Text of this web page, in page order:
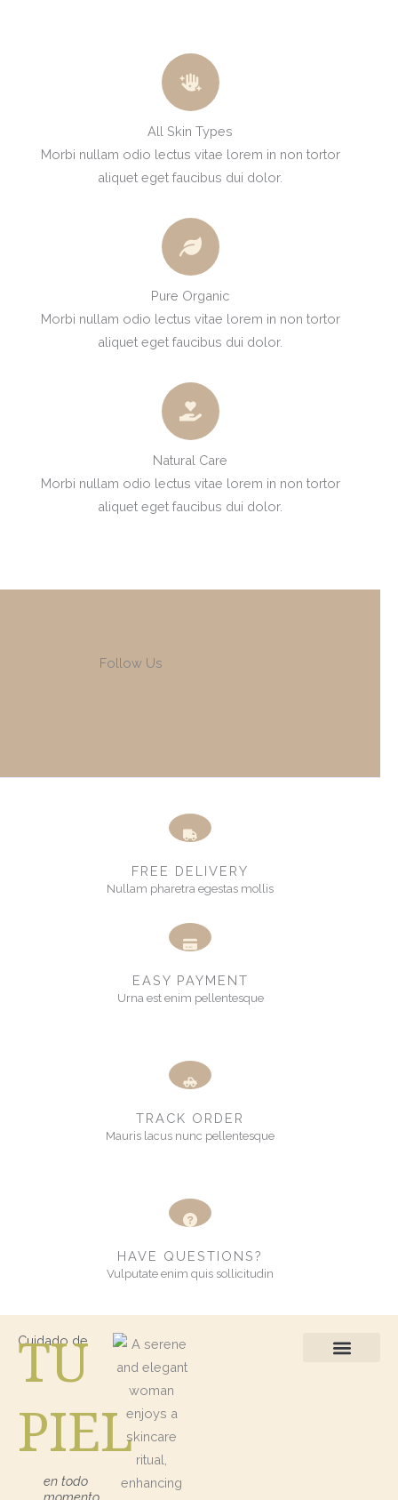
All Skin Types
Morbi nullam odio lectus vitae lorem in non tortor
aliquet eget faucibus dui dolor.
Pure Organic
Morbi nullam odio lectus vitae lorem in non tortor
aliquet eget faucibus dui dolor.
Natural Care
Morbi nullam odio lectus vitae lorem in non tortor
aliquet eget faucibus dui dolor.
Follow Us
FREE DELIVERY
Nullam pharetra egestas mollis​
EASY PAYMENT
Urna est enim pellentesque
TRACK ORDER
Mauris lacus nunc pellentesque
HAVE QUESTIONS?
Vulputate enim quis sollicitudin
Cuidado de
TU
PIEL
en todo